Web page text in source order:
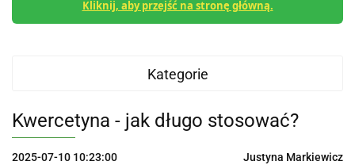
Kliknij, aby przejść na stronę główną.
Kategorie
Kwercetyna - jak długo stosować?
2025-07-10 10:23:00 Justyna Markiewicz